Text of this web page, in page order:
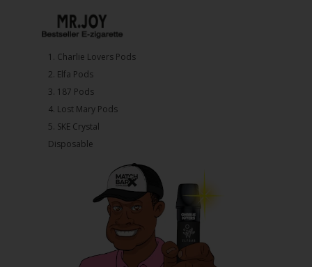
1.⁠ ⁠Charlie Lovers Pods
2.⁠ ⁠⁠Elfa Pods
3.⁠ ⁠⁠187 Pods
4.⁠ ⁠⁠Lost Mary Pods
5.⁠ ⁠⁠SKE Crystal
Disposable